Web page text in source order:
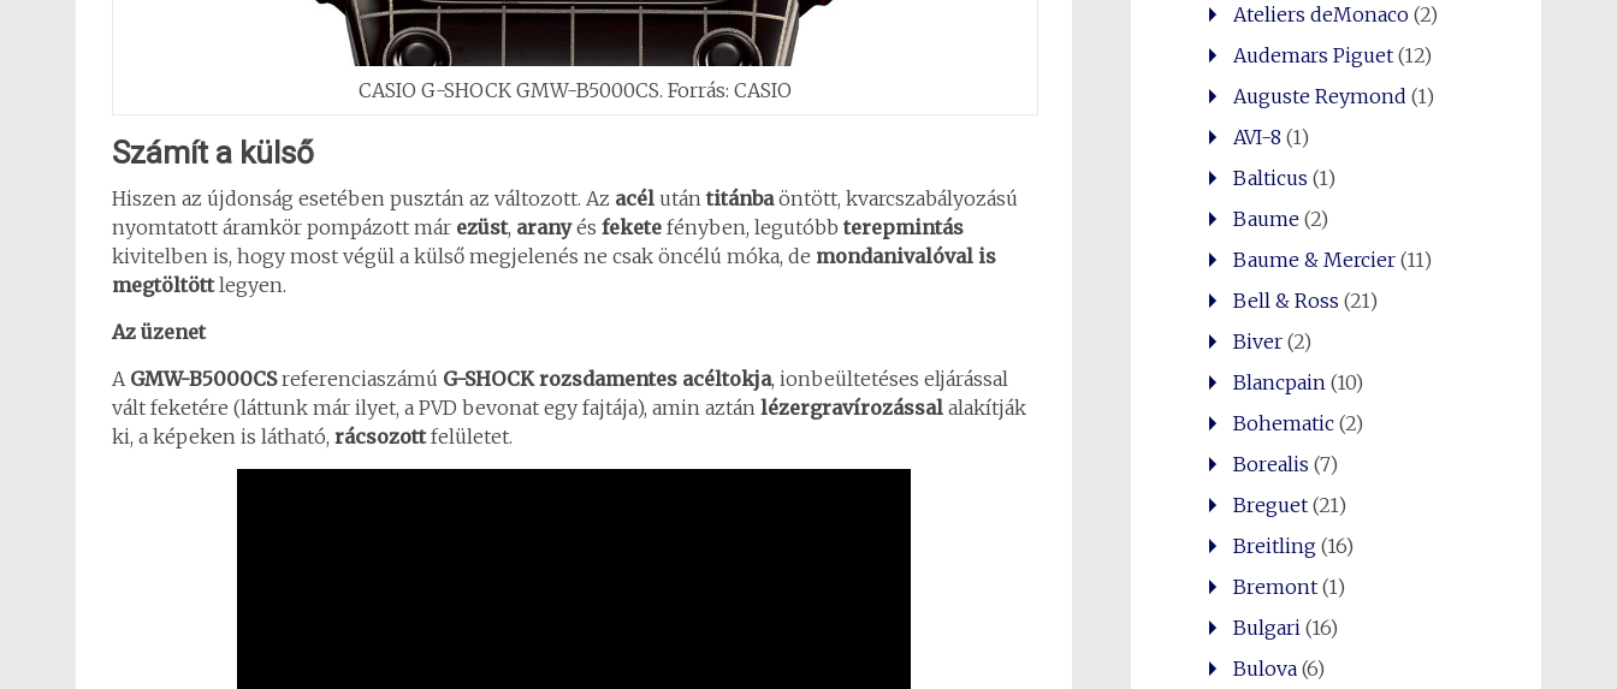
CASIO G-SHOCK GMW-B5000CS. Forrás: CASIO
Számít a külső
Hiszen az újdonság esetében pusztán az változott. Az acél utántitánbaöntött, kvarcszabályozású
nyomtatott áramkör pompázott már ezüst, aranyés fekete fényben, legutóbbterepmintás
kivitelben is, hogy most végül a külső megjelenés ne csak öncélú móka, de mondanivalóval is
megtöltöttlegyen.
Az üzenet
A GMW-B5000CSreferenciaszámú G-SHOCK rozsdamentes acéltokja, ionbeültetéses eljárással
vált feketére (láttunk már ilyet, a PVD bevonat egy fajtája), amin aztán lézergravírozással alakítják
ki, a képeken is látható, rácsozottfelületet.
Ateliers deMonaco(2)
Audemars Piguet(12)
Auguste Reymond (1)
AVI-8 (1)
Balticus (1)
Baume(2)
Baume & Mercier(11)
Bell & Ross (21)
Biver(2)
Blancpain (10)
Bohematic(2)
Borealis (7)
Breguet(21)
Breitling(16)
Bremont(1)
Bulgari (16)
Bulova(6)